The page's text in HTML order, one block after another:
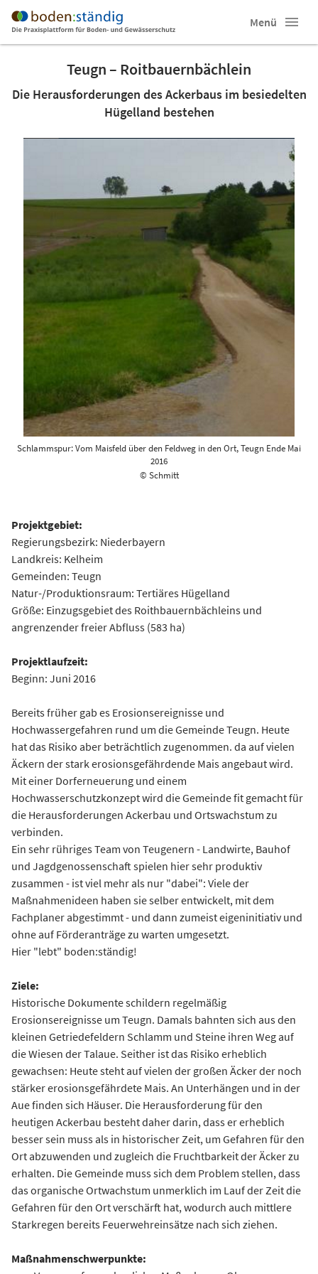
Menü
Teugn – Roitbauernbächlein
Die Herausforderungen des Ackerbaus im besiedelten
Hügelland bestehen
Schlammspur: Vom Maisfeld über den Feldweg in den Ort, Teugn Ende Mai
2016
© Schmitt
Projektgebiet:
Regierungsbezirk: Niederbayern
Landkreis: Kelheim
Gemeinden: Teugn
Natur-/Produktionsraum: Tertiäres Hügelland
Größe: Einzugsgebiet des Roithbauernbächleins und
angrenzender freier Abfluss (583 ha)
Projektlaufzeit:
Beginn: Juni 2016
Bereits früher gab es Erosionsereignisse und
Hochwassergefahren rund um die Gemeinde Teugn. Heute
hat das Risiko aber beträchtlich zugenommen. da auf vielen
Äckern der stark erosionsgefährdende Mais angebaut wird.
Mit einer Dorferneuerung und einem
Hochwasserschutzkonzept wird die Gemeinde fit gemacht für
die Herausforderungen Ackerbau und Ortswachstum zu
verbinden.
Ein sehr rühriges Team von Teugenern - Landwirte, Bauhof
und Jagdgenossenschaft spielen hier sehr produktiv
zusammen - ist viel mehr als nur "dabei": Viele der
Maßnahmenideen haben sie selber entwickelt, mit dem
Fachplaner abgestimmt - und dann zumeist eigeninitiativ und
ohne auf Förderanträge zu warten umgesetzt.
Hier "lebt" boden:ständig!
Ziele:
Historische Dokumente schildern regelmäßig
Erosionsereignisse um Teugn. Damals bahnten sich aus den
kleinen Getriedefeldern Schlamm und Steine ihren Weg auf
die Wiesen der Talaue. Seither ist das Risiko erheblich
gewachsen: Heute steht auf vielen der großen Äcker der noch
stärker erosionsgefährdete Mais. An Unterhängen und in der
Aue finden sich Häuser. Die Herausforderung für den
heutigen Ackerbau besteht daher darin, dass er erheblich
besser sein muss als in historischer Zeit, um Gefahren für den
Ort abzuwenden und zugleich die Fruchtbarkeit der Äcker zu
erhalten. Die Gemeinde muss sich dem Problem stellen, dass
das organische Ortwachstum unmerklich im Lauf der Zeit die
Gefahren für den Ort verschärft hat, wodurch auch mittlere
Starkregen bereits Feuerwehreinsätze nach sich ziehen.
Maßnahmenschwerpunkte: